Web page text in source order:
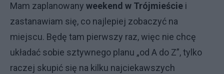
Mam zaplanowany weekend w Trójmieście i
zastanawiam się, co najlepiej zobaczyć na
miejscu. Będę tam pierwszy raz, więc nie chcę
układać sobie sztywnego planu „od A do Z”, tylko
raczej skupić się na kilku najciekawszych